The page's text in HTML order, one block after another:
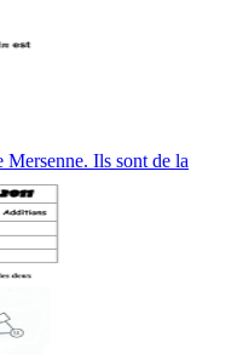
Mersenne. Ils sont de la